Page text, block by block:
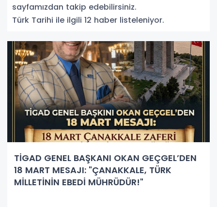
sayfamızdan takip edebilirsiniz.
Türk Tarihi ile ilgili 12 haber listeleniyor.
TİGAD GENEL BAŞKANI OKAN GEÇGEL’DEN
18 MART MESAJI: "ÇANAKKALE, TÜRK
MİLLETİNİN EBEDİ MÜHRÜDÜR!"